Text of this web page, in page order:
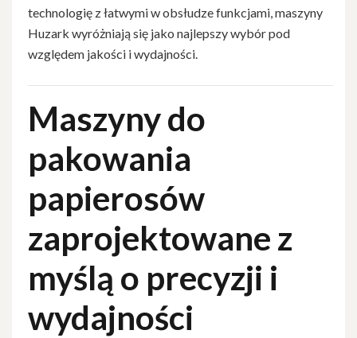
technologię z łatwymi w obsłudze funkcjami, maszyny
Huzark wyróżniają się jako najlepszy wybór pod
względem jakości i wydajności.
Maszyny do
pakowania
papierosów
zaprojektowane z
myślą o precyzji i
wydajności